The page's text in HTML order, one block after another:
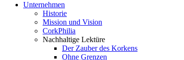
Unternehmen
Historie
Mission und Vision
CorkPhilia
Nachhaltige Lektüre
Der Zauber des Korkens
Ohne Grenzen